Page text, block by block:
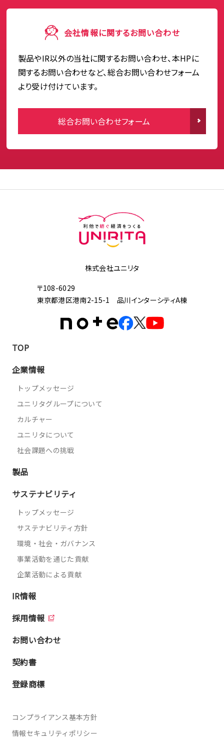
会社情報に関するお問い合わせ
製品やIR以外の当社に関するお問い合わせ、本HPに
関するお問い合わせなど、総合お問い合わせフォーム
より受け付けています。
総合お問い合わせフォーム
株式会社ユニリタ
〒108-6029
東京都港区港南2-15-1 品川インターシティA棟
TOP
企業情報
トップメッセージ
ユニリタグループについて
カルチャー
ユニリタについて
社会課題への挑戦
製品
サステナビリティ
トップメッセージ
サステナビリティ方針
環境・社会・ガバナンス
事業活動を通じた貢献
企業活動による貢献
IR情報
採用情報
お問い合わせ
契約書
登録商標
コンプライアンス基本方針
情報セキュリティポリシー